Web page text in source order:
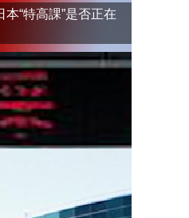
本“特高課”是否正在